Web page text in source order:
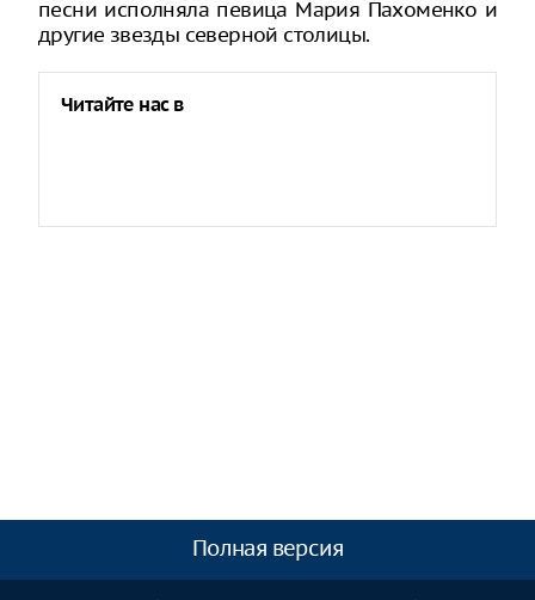
песни исполняла певица Мария Пахоменко и
другие звезды северной столицы.
Читайте нас в
Полная версия